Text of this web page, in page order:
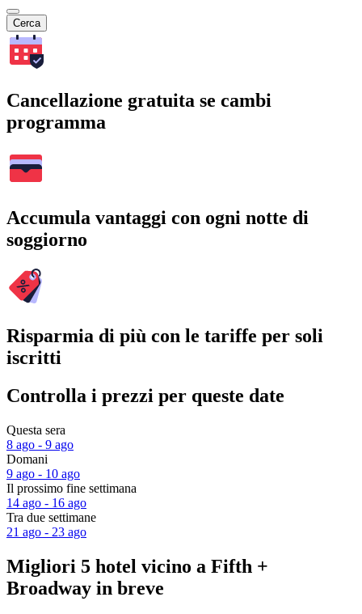
Cerca
Cancellazione gratuita se cambi
programma
Accumula vantaggi con ogni notte di
soggiorno
Risparmia di più con le tariffe per soli
iscritti
Controlla i prezzi per queste date
Questa sera
8 ago - 9 ago
Domani
9 ago - 10 ago
Il prossimo fine settimana
14 ago - 16 ago
Tra due settimane
21 ago - 23 ago
Migliori 5 hotel vicino a Fifth +
Broadway in breve